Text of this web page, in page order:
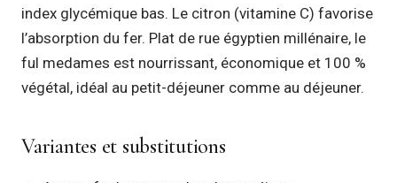
index glycémique bas. Le citron (vitamine C) favorise
l’absorption du fer. Plat de rue égyptien millénaire, le
ful medames est nourrissant, économique et 100 %
végétal, idéal au petit-déjeuner comme au déjeuner.
Variantes et substitutions